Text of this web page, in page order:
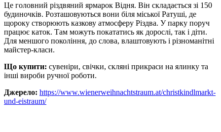
Це головний різдвяний ярмарок Відня. Він складається зі 150
будиночків. Розташовуються вони біля міської Ратуші, де
щороку створюють казкову атмосферу Різдва. У парку поруч
працює каток. Там можуть покататись як дорослі, так і діти.
Для меншого покоління, до слова, влаштовують і різноманітні
майстер-класи.
Що купити: сувеніри, свічки, скляні прикраси на ялинку та
інші вироби ручної роботи.
Джерело: https://www.wienerweihnachtstraum.at/christkindlmarkt-
und-eistraum/